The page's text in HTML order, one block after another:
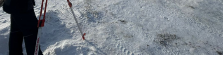
Заказать
Электросварная труба (ЭСВ)
Диаметр трубы - 1820 мм